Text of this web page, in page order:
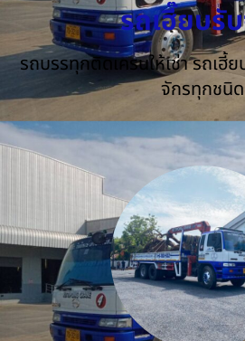
รถเฮี๊ยบรั
รถบรรทุกติดเครนให้เช่า รถเฮี้
จักรทุกชนิด